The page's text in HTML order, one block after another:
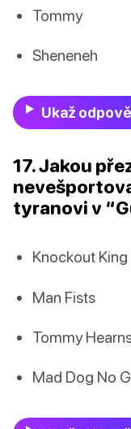
Tommy
Sheneneh
Ukaž
17. Jakou
tyranovi v
Knockout King
Man Fists
Tommy
Mad Dog No